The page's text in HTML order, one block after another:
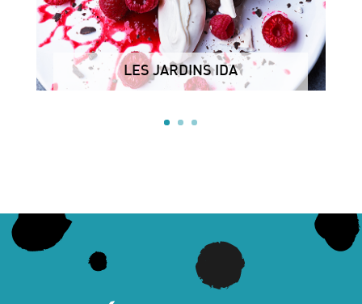
LES JARDINS IDA